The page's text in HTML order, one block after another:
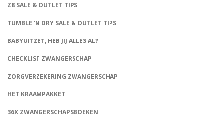
Z8 SALE & OUTLET TIPS
TUMBLE ‘N DRY SALE & OUTLET TIPS
BABYUITZET, HEB JIJ ALLES AL?
CHECKLIST ZWANGERSCHAP
ZORGVERZEKERING ZWANGERSCHAP
HET KRAAMPAKKET
36X ZWANGERSCHAPSBOEKEN